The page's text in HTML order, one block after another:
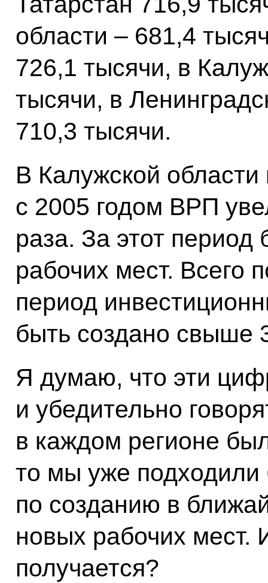
области – 681,4
726,1 тысячи, в
тысячи, в
710,3 тысячи.
В Калужской
с 2005 годом ВРП
раза. За этот
рабочих мест. Всего
период
быть создано свыше
Я думаю, что эти
и убедительно
в каждом регионе
то мы уже
по созданию в
новых рабочих мест.
получается?